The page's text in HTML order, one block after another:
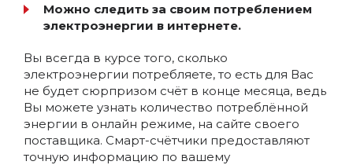
Можно следить за своим потреблением
электроэнергии в интернете.
Вы всегда в курсе того, сколько
электроэнергии потребляете, то есть для Вас
не будет сюрпризом счёт в конце месяца, ведь
Вы можете узнать количество потреблённой
энергии в онлайн режиме, на сайте своего
поставщика. Смарт-счётчики предоставляют
точную информацию по вашему